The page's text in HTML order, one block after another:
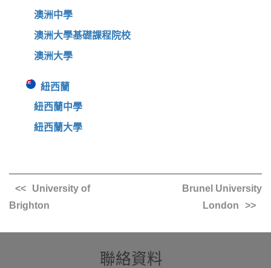
澳洲中學
澳洲大學基礎課程院校
澳洲大學
紐西蘭
紐西蘭中學
紐西蘭大學
University of
Brighton
Brunel University
London
聯絡資料